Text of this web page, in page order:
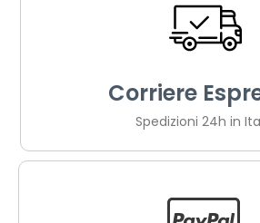
Corriere
Spedizioni 24h in